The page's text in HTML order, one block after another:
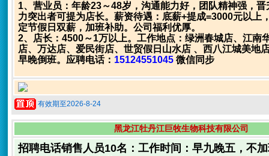
1、营业员：年龄23～48岁，沟通能力好，团队精神强，
力突出者可提为店长。薪资待遇：底薪+提成=3000元以上
定节假日双薪，加班补助。公司福利优厚。
2、店长：4500～1万以上。工作地点：绿洲春城店、江南
店、万达店、爱民街店、世贸假日山水店 、西八江城美地
早晚倒班。应聘电话： 15124551045 微信同步
有效期至2026-8-24
黑龙江牡丹江巨牧生物科技有限公司
招聘电话销售人员10名：工作时间：早九晚五，不